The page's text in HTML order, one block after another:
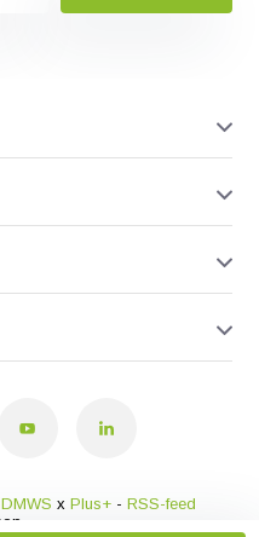
DMWS x Plus+- RSS-feed